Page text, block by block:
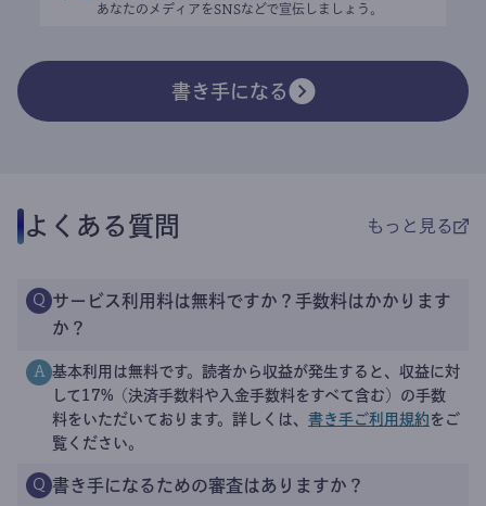
あなたのメディアをSNSなどで宣伝しましょう。
書き手になる
よくある質問 もっと見る
Q サービス利用料は無料ですか？手数料はかかります
か？
A 基本利用は無料です。読者から収益が発生すると、収益に対
して17%（決済手数料や入金手数料をすべて含む）の手数
料をいただいております。詳しくは、 書き手ご利用規約 をご
覧ください。
Q 書き手になるための審査はありますか？